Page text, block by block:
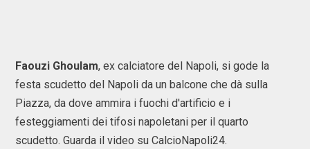
Faouzi Ghoulam, ex calciatore del Napoli, si gode la
festa scudetto del Napoli da un balcone che dà sulla
Piazza, da dove ammira i fuochi d'artificio e i
festeggiamenti dei tifosi napoletani per il quarto
scudetto. Guarda il video su CalcioNapoli24.